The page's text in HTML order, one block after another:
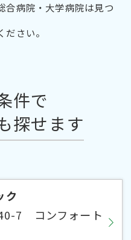
合病院・大学病院は見つ
さい。
件で
探せます
ク
7 コンフォート